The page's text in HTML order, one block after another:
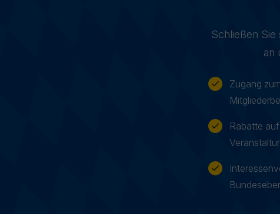
Satzung & Beitragsordnungen
Schließen
an
Zugang
Rabatte